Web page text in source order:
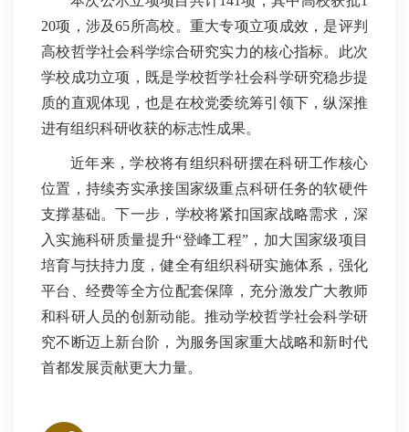
20项，涉及65所高校。重大专项立项成效，是评判
高校哲学社会科学综合研究实力的核心指标。此次
学校成功立项，既是学校哲学社会科学研究稳步提
质的直观体现，也是在校党委统筹引领下，纵深推
进有组织科研收获的标志性成果。
近年来，学校将有组织科研摆在科研工作核心
位置，持续夯实承接国家级重点科研任务的软硬件
支撑基础。下一步，学校将紧扣国家战略需求，深
入实施科研质量提升“登峰工程”，加大国家级项目
培育与扶持力度，健全有组织科研实施体系，强化
平台、经费等全方位配套保障，充分激发广大教师
和科研人员的创新动能。推动学校哲学社会科学研
究不断迈上新台阶，为服务国家重大战略和新时代
首都发展贡献更大力量。